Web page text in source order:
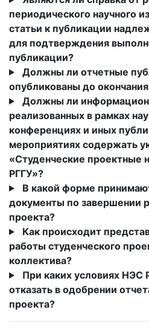
периодического научного
статьи к публикации
для подтверждения
публикации?
Должны ли отчетные
опубликованы до
Должны ли
реализованных в рамках
конференциях и иных
мероприятиях содержать
«Студенческие проектные
РГГУ»?
В какой форме
документы по завершении
проекта?
Как происходит
работы студенческого
коллектива?
При каких условиях НЭС
отказать в одобрении
проекта?